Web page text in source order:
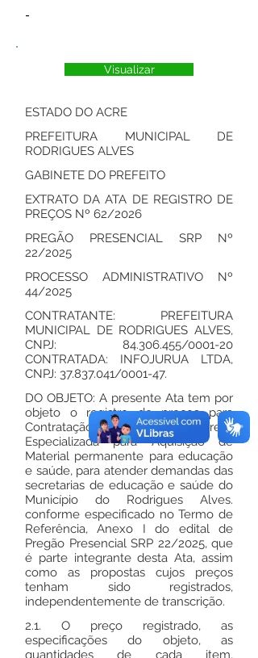
-
Visualizar
ESTADO DO ACRE
PREFEITURA MUNICIPAL DE
RODRIGUES ALVES
GABINETE DO PREFEITO
EXTRATO DA ATA DE REGISTRO DE
PREÇOS Nº 62/2026
PREGÃO PRESENCIAL SRP Nº
22/2025
PROCESSO ADMINISTRATIVO Nº
44/2025
CONTRATANTE: PREFEITURA
MUNICIPAL DE RODRIGUES ALVES,
CNPJ: 84.306.455/0001-20
CONTRATADA: INFOJURUA LTDA,
CNPJ: 37.837.041/0001-47.
DO OBJETO: A presente Ata tem por
objeto o registro de preços para
Contratação de Empresa
Especializada para Aquisição de
Material permanente para educação
e saúde, para atender demandas das
secretarias de educação e saúde do
Município do Rodrigues Alves.
conforme especificado no Termo de
Referência, Anexo I do edital de
Pregão Presencial SRP 22/2025, que
é parte integrante desta Ata, assim
como as propostas cujos preços
tenham sido registrados,
independentemente de transcrição.
2.1. O preço registrado, as
especificações do objeto, as
quantidades de cada item,